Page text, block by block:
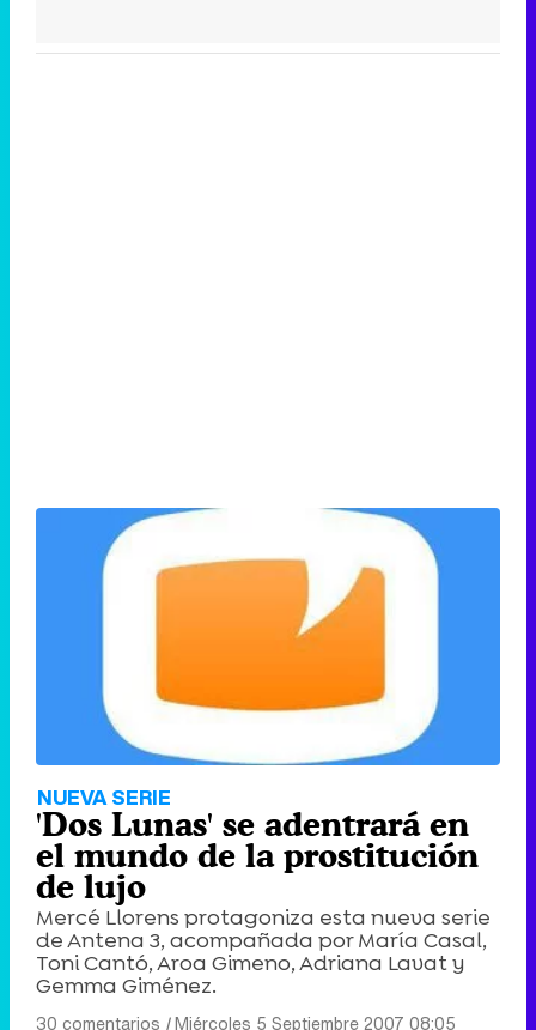
NUEVA SERIE
'Dos Lunas' se adentrará en
el mundo de la prostitución
de lujo
Mercé Llorens protagoniza esta nueva serie
de Antena 3, acompañada por María Casal,
Toni Cantó, Aroa Gimeno, Adriana Lavat y
Gemma Giménez.
30 comentarios |Miércoles 5 Septiembre 2007 08:05